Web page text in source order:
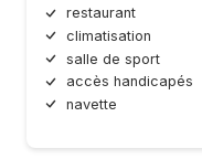
restaurant
climatisation
salle de sport
accès handicapés
navette